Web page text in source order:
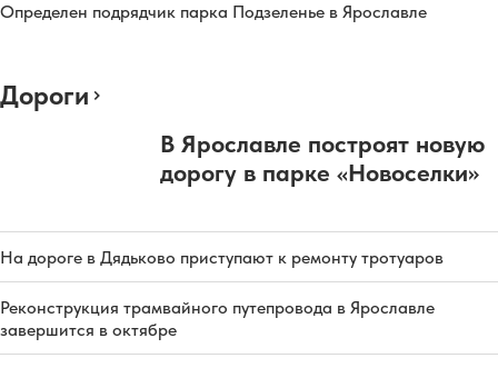
Определен подрядчик парка Подзеленье в Ярославле
Дороги
В Ярославле построят новую
дорогу в парке «Новоселки»
На дороге в Дядьково приступают к ремонту тротуаров
Реконструкция трамвайного путепровода в Ярославле
завершится в октябре